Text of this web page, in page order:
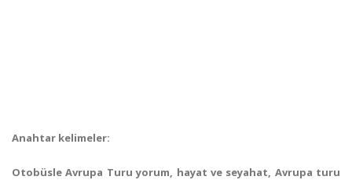
Anahtar kelimeler:
Otobüsle Avrupa Turu yorum, hayat ve seyahat, Avrupa turu